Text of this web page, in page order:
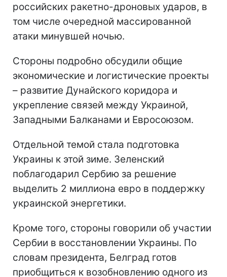
российских ракетно-дроновых ударов, в
том числе очередной массированной
атаки минувшей ночью.
Стороны подробно обсудили общие
экономические и логистические проекты
– развитие Дунайского коридора и
укрепление связей между Украиной,
Западными Балканами и Евросоюзом.
Отдельной темой стала подготовка
Украины к этой зиме. Зеленский
поблагодарил Сербию за решение
выделить 2 миллиона евро в поддержку
украинской энергетики.
Кроме того, стороны говорили об участии
Сербии в восстановлении Украины. По
словам президента, Белград готов
приобщиться к возобновлению одного из